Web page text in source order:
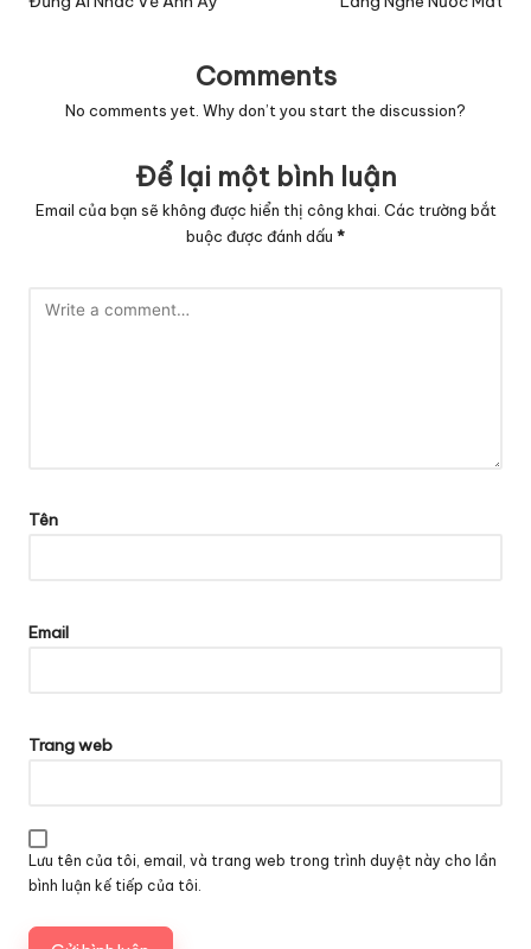
Comments
No comments yet. Why don’t you start the discussion?
Để lại một bình luận
Email của bạn sẽ không được hiển thị công khai. Các trường bắt
buộc được đánh dấu *
Tên
Email
Trang web
Lưu tên của tôi, email, và trang web trong trình duyệt này cho lần
bình luận kế tiếp của tôi.